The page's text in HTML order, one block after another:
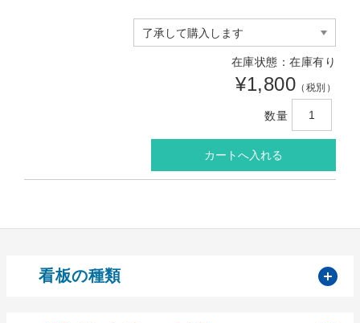
在庫状態：在庫有り
¥1,800 （税別）
数量
看板の種類